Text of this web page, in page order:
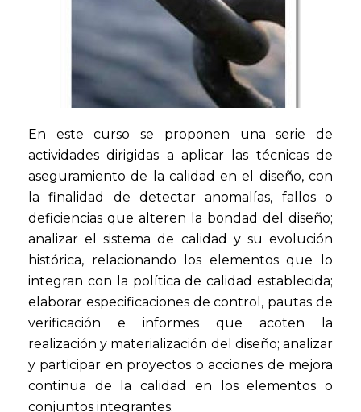
En este curso se proponen una serie de
actividades dirigidas a aplicar las técnicas de
aseguramiento de la calidad en el diseño, con
la finalidad de detectar anomalías, fallos o
deficiencias que alteren la bondad del diseño;
analizar el sistema de calidad y su evolución
histórica, relacionando los elementos que lo
integran con la política de calidad establecida;
elaborar especificaciones de control, pautas de
verificación e informes que acoten la
realización y materialización del diseño; analizar
y participar en proyectos o acciones de mejora
continua de la calidad en los elementos o
conjuntos integrantes.